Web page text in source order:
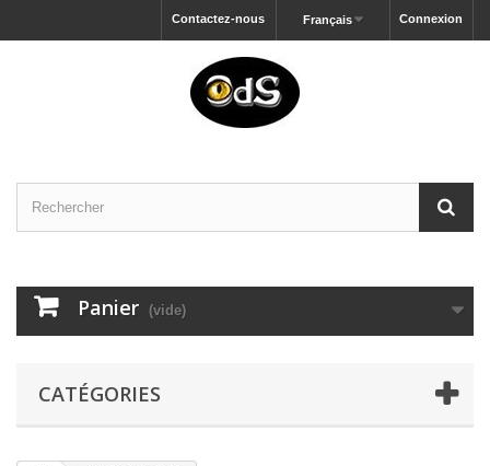
Connexion
Français
Contactez-nous
Panier (vide)
CATÉGORIES